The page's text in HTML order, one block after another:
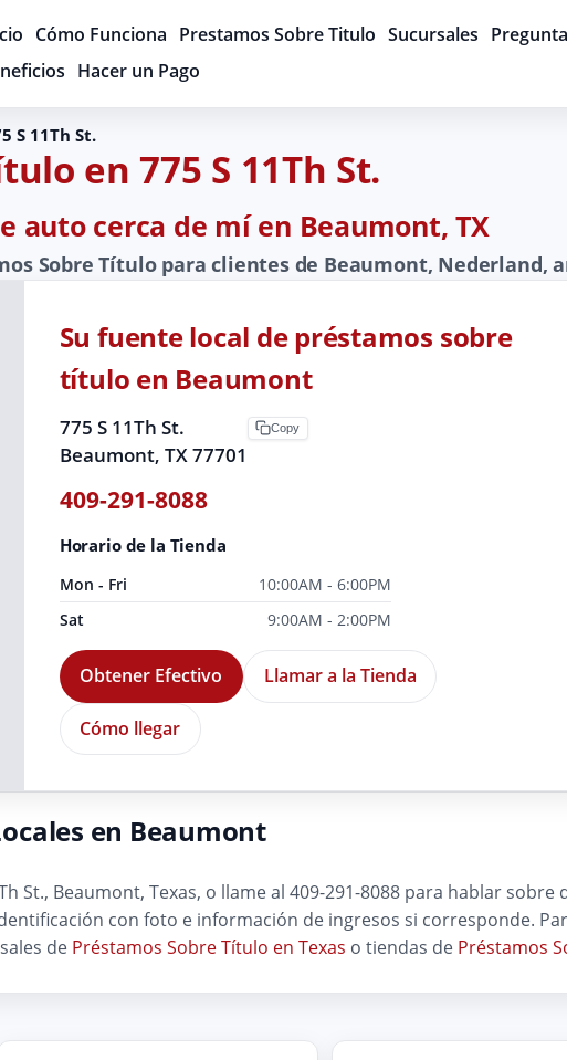
Cómo Funciona Prestamos Sobre Titulo Sucursales
Hacer un Pago
S 11Th St.
en 775 S 11Th St.
auto cerca de mí en Beaumont, TX
Sobre Título para clientes de Beaumont, Nederland,
Su fuente local de préstamos sobre
título en Beaumont
775 S 11Th St.
Beaumont, TX 77701
Copy
409-291-8088
Horario de la Tienda
Mon - Fri
10:00AM - 6:00PM
Sat
9:00AM - 2:00PM
Obtener Efectivo Llamar a la Tienda
Cómo llegar
en Beaumont
St., Beaumont, Texas, o llame al 409-291-8088 para hablar
con foto e información de ingresos si corresponde.
de Préstamos Sobre Título en Texas o tiendas de Préstamos